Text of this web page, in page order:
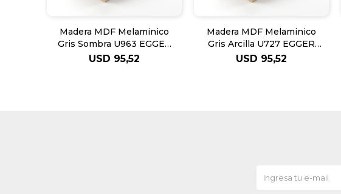
Madera MDF Melaminico
Gris Sombra U963 EGGER
18mm
USD 95,52
Madera MDF Melaminico
Gris Arcilla U727 EGGER
18mm
USD 95,52